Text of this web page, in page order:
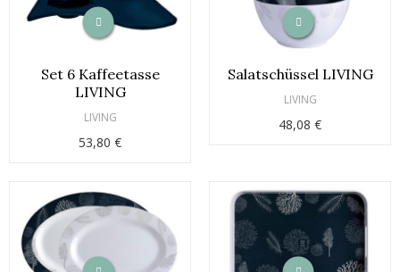
Set 6 Kaffeetasse
LIVING
LIVING
53,80 €
Salatschüssel LIVING
LIVING
48,08 €